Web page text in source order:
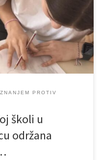
učestvovale su na
ženama koje ih motiviraju i
su izrazile divljenje prema
PROTIV
školi u
održana